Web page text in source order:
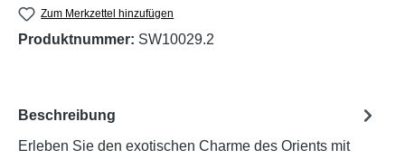
Zum Merkzettel hinzufügen
Produktnummer: SW10029.2
Beschreibung
Erleben Sie den exotischen Charme des Orients mit